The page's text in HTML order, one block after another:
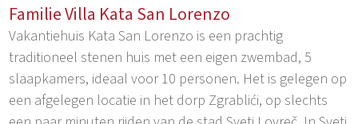
Familie Villa Kata San Lorenzo
Vakantiehuis Kata San Lorenzo is een prachtig
traditioneel stenen huis met een eigen zwembad, 5
slaapkamers, ideaal voor 10 personen. Het is gelegen op
een afgelegen locatie in het dorp Zgrablići, op slechts